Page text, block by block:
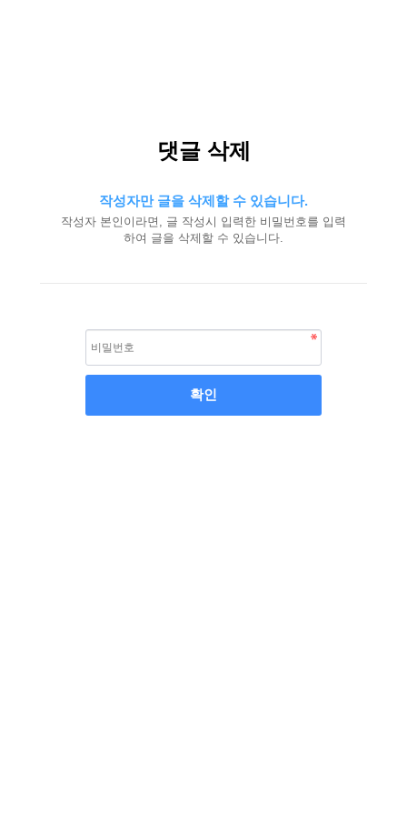
댓글 삭제
작성자만 글을 삭제할 수 있습니다.
작성자 본인이라면, 글 작성시 입력한 비밀번호를 입력
하여 글을 삭제할 수 있습니다.